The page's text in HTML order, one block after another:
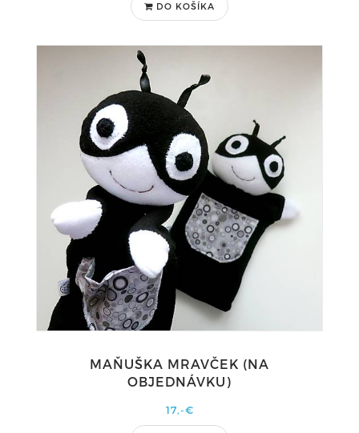
DO KOŠÍKA
MAŇUŠKA MRAVČEK (NA
OBJEDNÁVKU)
17,-€